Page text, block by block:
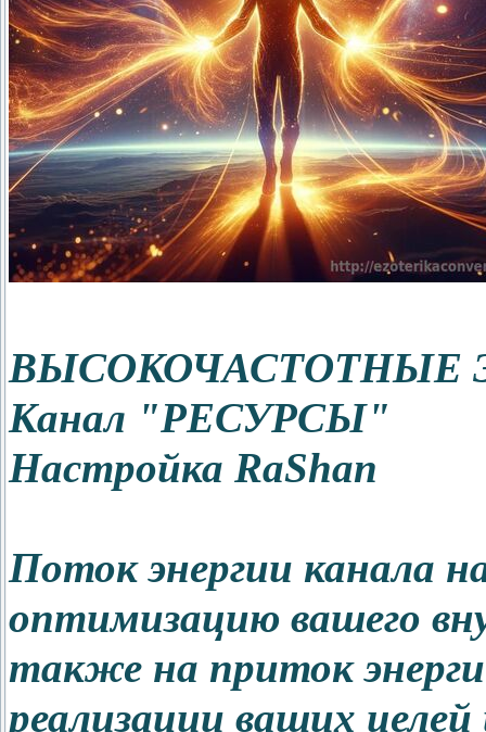
ВЫСОКОЧАСТОТНЫЕ
Канал "РЕСУРСЫ"
Настройка RaShan
Поток энергии канала
оптимизацию вашего
также на приток
реализации ваших целей